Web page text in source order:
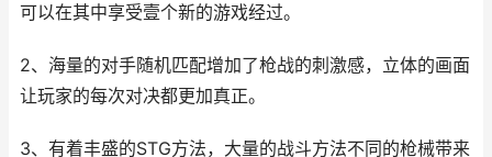
可以在其中享受壹个新的游戏经过。
2、海量的对手随机匹配增加了枪战的刺激感，立体的画面
让玩家的每次对决都更加真正。
3、有着丰盛的STG方法，大量的战斗方法不同的枪械带来